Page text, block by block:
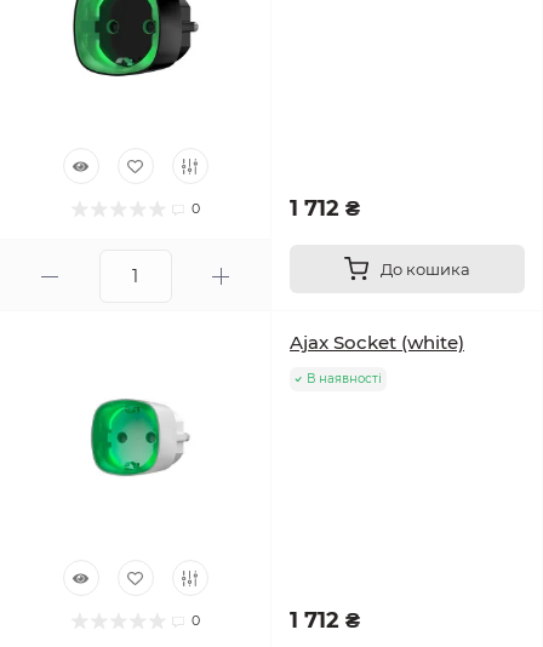
0 1 712 ₴
До кошика
0
Ajax Socket (white)
В наявності
1 712 ₴